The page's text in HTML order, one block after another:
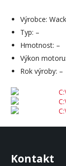
Výrobce:
Typ: –
Hmotnost: –
Výkon
Rok výroby: –
Kontakt